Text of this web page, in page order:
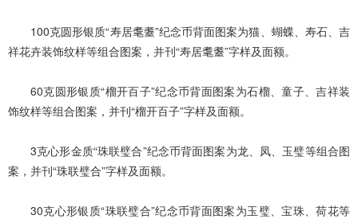
100克圆形银质“寿居耄耋”纪念币背面图案为猫、蝴蝶、寿石、吉
祥花卉装饰纹样等组合图案，并刊“寿居耄耋”字样及面额。
60克圆形银质“榴开百子”纪念币背面图案为石榴、童子、吉祥装
饰纹样等组合图案，并刊“榴开百子”字样及面额。
3克心形金质“珠联璧合”纪念币背面图案为龙、凤、玉璧等组合图
案，并刊“珠联璧合”字样及面额。
30克心形银质“珠联璧合”纪念币背面图案为玉璧、宝珠、荷花等